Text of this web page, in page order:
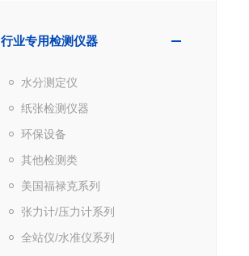
行业专用检测仪器
水分测定仪
纸张检测仪器
环保设备
其他检测类
美国福禄克系列
张力计/压力计系列
全站仪/水准仪系列